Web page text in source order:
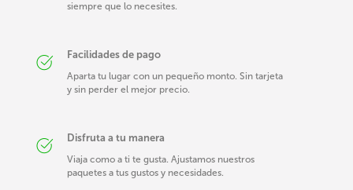
siempre que lo necesites.
Facilidades de pago
Aparta tu lugar con un pequeño monto. Sin tarjeta
y sin perder el mejor precio.
Disfruta a tu manera
Viaja como a ti te gusta. Ajustamos nuestros
paquetes a tus gustos y necesidades.